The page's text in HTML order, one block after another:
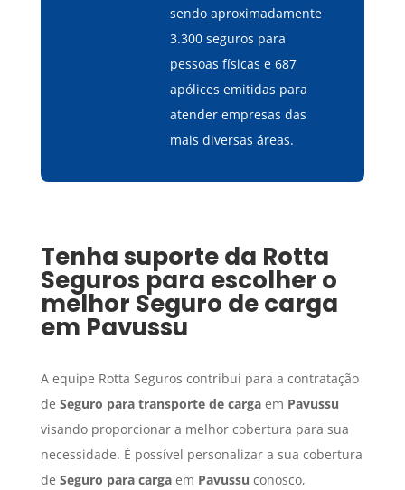
sendo aproximadamente
3.300 seguros para
pessoas físicas e 687
apólices emitidas para
atender empresas das
mais diversas áreas.
Tenha suporte da Rotta
Seguros para escolher o
melhor Seguro de carga
em Pavussu
A equipe Rotta Seguros contribui para a contratação
de Seguro para transporte de cargaem Pavussu
visando proporcionar a melhor cobertura para sua
necessidade. É possível personalizar a sua cobertura
de Seguro para cargaem Pavussu conosco,